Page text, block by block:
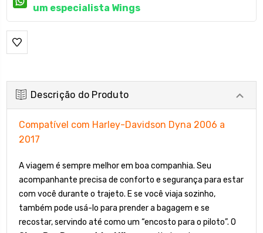
um especialista Wings
Descrição do Produto
Compatível com Harley-Davidson Dyna 2006 a
2017
A viagem é sempre melhor em boa companhia. Seu
acompanhante precisa de conforto e segurança para estar
com você durante o trajeto. E se você viaja sozinho,
também pode usá-lo para prender a bagagem e se
recostar, servindo até como um “encosto para o piloto”. O